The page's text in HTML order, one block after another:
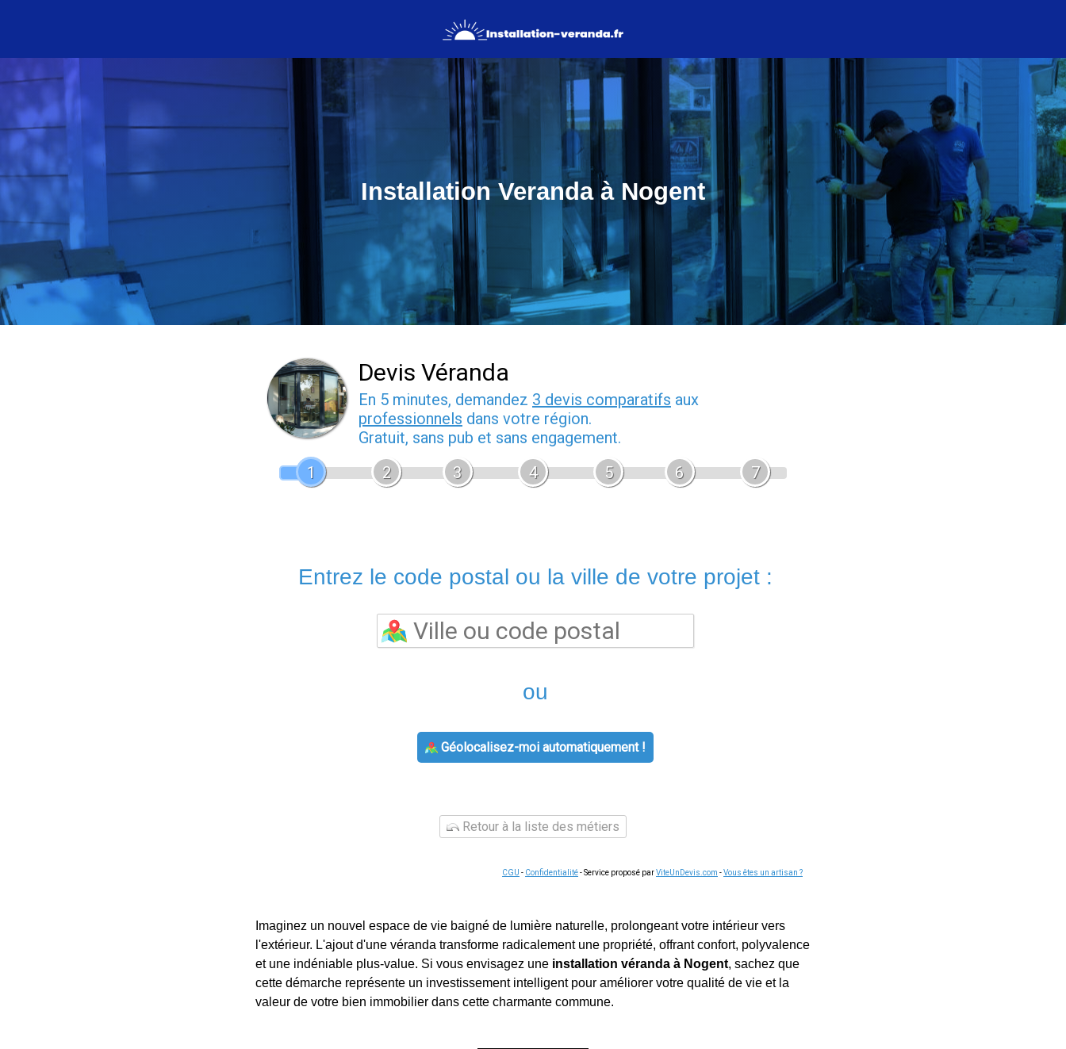
Installation Veranda à Nogent
Devis Véranda
En 5 minutes, demandez 3 devis comparatifs aux
professionnels dans votre région.
Gratuit, sans pub et sans engagement.
1
2 3 4 5 6 7
Entrez le code postal ou la ville de votre projet :
ou
Géolocalisez-moi automatiquement !
Retour à la liste des métiers
CGU - Confidentialité- Service proposé parViteUnDevis.com -Vous êtes un artisan ?
Imaginez un nouvel espace de vie baigné de lumière naturelle, prolongeant votre intérieur vers
l'extérieur. L'ajout d'une véranda transforme radicalement une propriété, offrant confort, polyvalence
et une indéniable plus-value. Si vous envisagez une installation véranda à Nogent, sachez que
cette démarche représente un investissement intelligent pour améliorer votre qualité de vie et la
valeur de votre bien immobilier dans cette charmante commune.